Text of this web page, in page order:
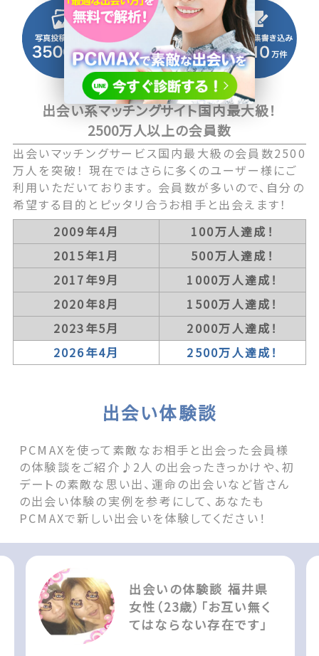
出会い系マッチングサイト国内最大級！
2500万人以上の会員数
出会いマッチングサービス国内最大級の会員数2500
万人を突破！ 現在ではさらに多くのユーザー様にご
利用いただいております。 会員数が多いので、自分の
希望する目的とピッタリ合うお相手と出会えます！
2009年4月
100万人達成！
2015年1月
500万人達成！
2017年9月
1000万人達成！
2020年8月
1500万人達成！
2023年5月
2000万人達成！
2026年4月
2500万人達成！
出会い体験談
PCMAXを使って素敵なお相手と出会った会員様
の体験談をご紹介♪2人の出会ったきっかけや、初
デートの素敵な思い出、運命の出会いなど皆さん
の出会い体験の実例を参考にして、あなたも
PCMAXで新しい出会いを体験してください！
出会いの体験談 福井県
女性（23歳）「お互い無く
てはならない存在です」